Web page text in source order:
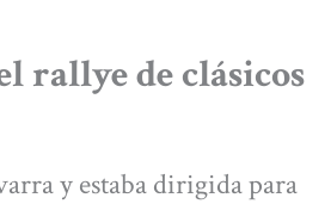
rallye de clásicos
y estaba dirigida para